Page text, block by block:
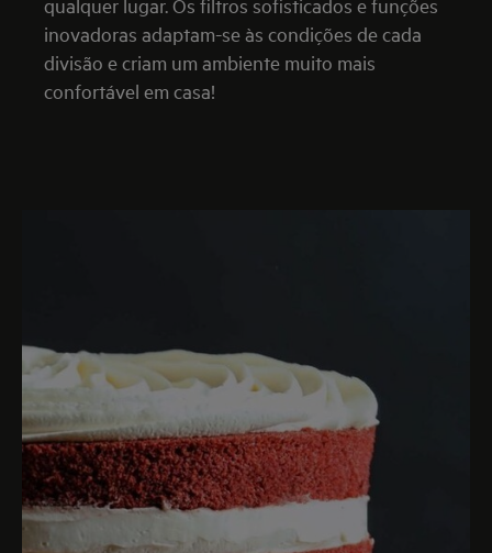
qualquer lugar. Os filtros sofisticados e funções
inovadoras adaptam-se às condições de cada
divisão e criam um ambiente muito mais
confortável em casa!